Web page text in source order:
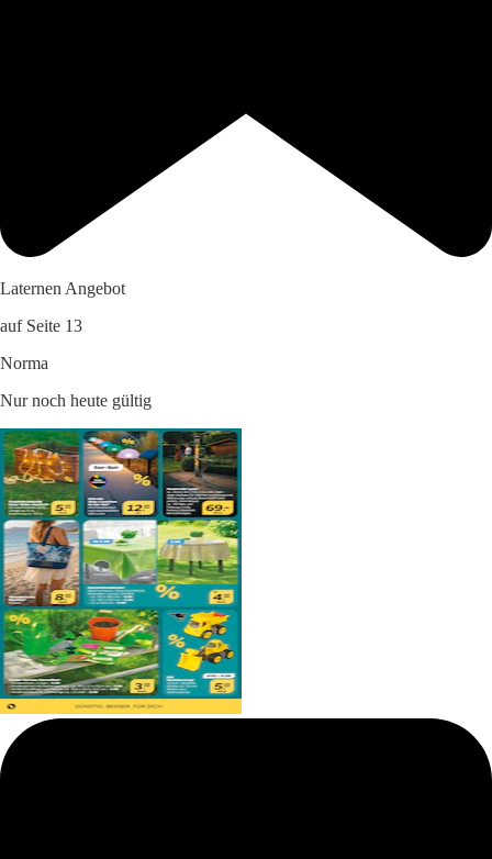
Laternen Angebot
auf Seite 13
Norma
Nur noch heute gültig